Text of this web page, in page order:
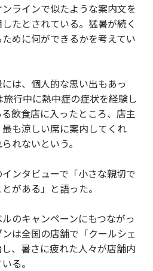
ラインで似たような案内文を
たとされている。猛暑が続く
めに何ができるかを考えてい
は、個人的な思い出もあっ
行中に熱中症の症状を経験し
飲食店に入ったところ、店主
も涼しい席に案内してくれ
れないという。
ンタビューで「小さな親切で
がある」と語った。
のキャンペーンにもつながっ
は全国の店舗で「クールシェ
、暑さに疲れた人々が店舗内
る。